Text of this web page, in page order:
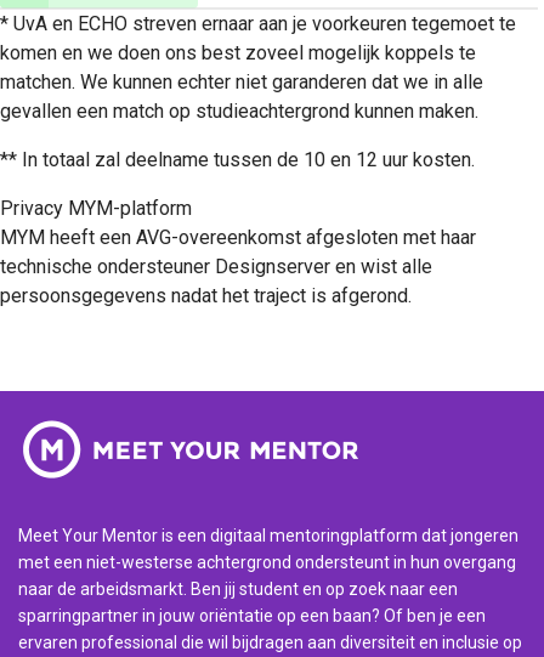
* UvA en ECHO streven ernaar aan je voorkeuren tegemoet te
komen en we doen ons best zoveel mogelijk koppels te
matchen. We kunnen echter niet garanderen dat we in alle
gevallen een match op studieachtergrond kunnen maken.
** In totaal zal deelname tussen de 10 en 12 uur kosten.
Privacy MYM-platform
MYM heeft een AVG-overeenkomst afgesloten met haar
technische ondersteuner Designserver en wist alle
persoonsgegevens nadat het traject is afgerond.
Meet Your Mentor is een digitaal mentoringplatform dat jongeren
met een niet-westerse achtergrond ondersteunt in hun overgang
naar de arbeidsmarkt. Ben jij student en op zoek naar een
sparringpartner in jouw oriëntatie op een baan? Of ben je een
ervaren professional die wil bijdragen aan diversiteit en inclusie op